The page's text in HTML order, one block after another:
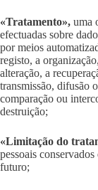
«Tratamento», uma
efectuadas sobre
por meios
registo, a
alteração, a
transmissão, difusão
comparação ou
destruição;
«Limitação do
pessoais
futuro;